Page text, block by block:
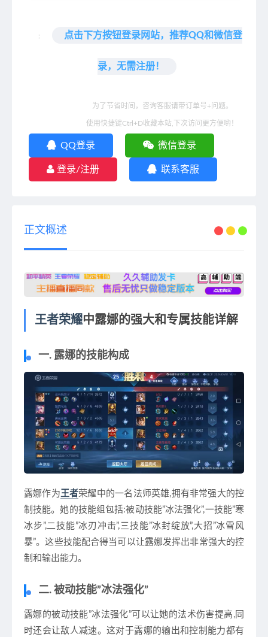
: 点击下方按钮登录网站，推荐QQ和微信登
录，无需注册！
为了节省时间，咨询客服请带订单号+问题。
使用快捷键Ctrl+D收藏本站,下次访问更方便哟！
QQ登录 微信登录
登录/注册 联系客服
正文概述
王者荣耀中露娜的强大和专属技能详解
一. 露娜的技能构成
露娜作为 王者荣耀中的一名法师英雄,拥有非常强大的控
制技能。她的技能组包括:被动技能”冰法强化”,一技能”寒
冰步”,二技能”冰刃冲击”,三技能”冰封绽放”,大招”冰雪风
暴”。这些技能配合得当可以让露娜发挥出非常强大的控
制和输出能力。
二. 被动技能”冰法强化”
露娜的被动技能”冰法强化”可以让她的法术伤害提高,同
时还会让敌人减速。这对于露娜的输出和控制能力都有